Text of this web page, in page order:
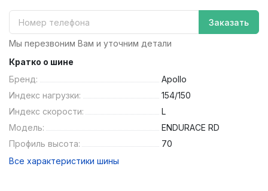
Заказать
Мы перезвоним Вам и уточним детали
Кратко о шине
Бренд:
Apollo
Индекс нагрузки:
154/150
Индекс скорости:
L
Модель:
ENDURACE RD
Профиль высота:
70
Все характеристики шины